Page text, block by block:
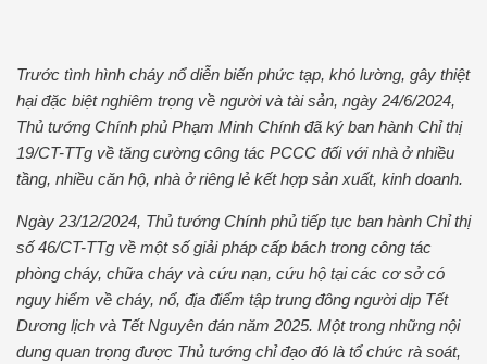
Trước tình hình cháy nổ diễn biến phức tạp, khó lường, gây thiệt
hại đặc biệt nghiêm trọng về người và tài sản, ngày 24/6/2024,
Thủ tướng Chính phủ Phạm Minh Chính đã ký ban hành Chỉ thị
19/CT-TTg về tăng cường công tác PCCC đối với nhà ở nhiều
tầng, nhiều căn hộ, nhà ở riêng lẻ kết hợp sản xuất, kinh doanh.
Ngày 23/12/2024, Thủ tướng Chính phủ tiếp tục ban hành Chỉ thị
số 46/CT-TTg về một số giải pháp cấp bách trong công tác
phòng cháy, chữa cháy và cứu nạn, cứu hộ tại các cơ sở có
nguy hiểm về cháy, nổ, địa điểm tập trung đông người dịp Tết
Dương lịch và Tết Nguyên đán năm 2025. Một trong những nội
dung quan trọng được Thủ tướng chỉ đạo đó là tổ chức rà soát,